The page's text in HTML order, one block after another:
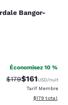
Bangor-
Économisez 10 %
Tarif barré :
$179Tarif réduit :
$161USD/nuit
Tarif Membre
Afficher les
$179 total